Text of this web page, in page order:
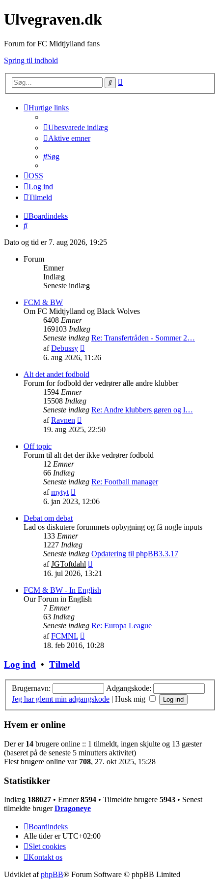
Ulvegraven.dk
Forum for FC Midtjylland fans
Spring til indhold
Søg
Hurtige links
Ubesvarede indlæg
Aktive emner
Søg
OSS
Log ind
Tilmeld
Boardindeks
Søg
Dato og tid er 7. aug 2026, 19:25
Forum
Emner
Indlæg
Seneste indlæg
FCM & BW
Om FC Midtjylland og Black Wolves
6408 Emner
169103 Indlæg
Seneste indlæg Re: Transfertråden - Sommer 2…
afDebussy
det
indlæg
6. aug 2026, 11:26
Alt det andet fodbold
Forum for fodbold der vedrører alle andre klubber
1594 Emner
15508 Indlæg
Seneste indlæg Re: Andre klubbers gøren og l…
afRavnen
det
19. aug 2025, 22:50
Off topic
Forum til alt det der ikke vedrører fodbold
12 Emner
66 Indlæg
Seneste indlæg Re: Football manager
afmytyt
det
6. jan 2023, 12:06
Debat om debat
Lad os diskutere forummets opbygning og få nogle inputs
133 Emner
1227 Indlæg
Seneste indlæg Opdatering til phpBB3.3.17
afJGToftdahl
det
indlæg
16. jul 2026, 13:21
FCM & BW - In English
Our Forum in English
7 Emner
63 Indlæg
Seneste indlæg Re: Europa League
afFCMNL
det
18. feb 2016, 10:28
Log ind • Tilmeld
Brugernavn:
Adgangskode:
Jeg har glemt min adgangskode | Husk mig
Hvem er online
Der er 14 brugere online :: 1 tilmeldt, ingen skjulte og 13 gæster
(baseret på de seneste 5 minutters aktivitet)
Flest brugere online var 708, 27. okt 2025, 15:28
Statistikker
Indlæg 188027 • Emner8594 • Tilmeldte brugere 5943 • Senest
tilmeldte brugerDragoneye
Boardindeks
Alle tider erUTC+02:00
Slet cookies
Kontakt os
Udviklet afphpBB® Forum Software © phpBB Limited